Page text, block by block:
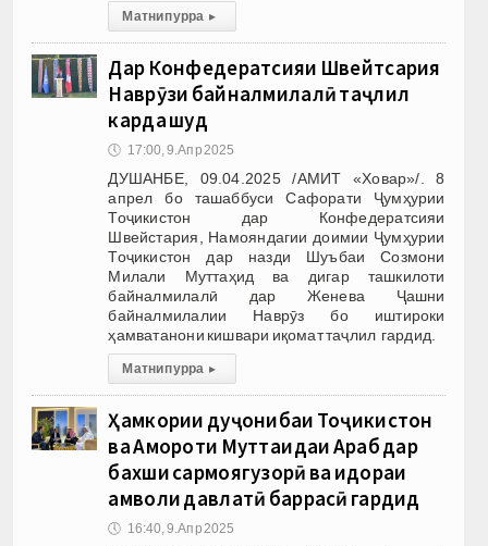
Матни пурра ▸
Дар Конфедератсияи Швейтсария
Наврӯзи байналмилалӣ таҷлил
карда шуд
🕔 17:00, 9.Апр 2025
ДУШАНБЕ, 09.04.2025 /АМИТ «Ховар»/. 8
апрел бо ташаббуси Сафорати Ҷумҳурии
Тоҷикистон дар Конфедератсияи
Швейстария, Намояндагии доимии Ҷумҳурии
Тоҷикистон дар назди Шуъбаи Созмони
Милали Муттаҳид ва дигар ташкилоти
байналмилалӣ дар Женева Ҷашни
байналмилалии Наврӯз бо иштироки
ҳамватанони кишвари иқомат таҷлил гардид.
Матни пурра ▸
Ҳамкории дуҷонибаи Тоҷикистон
ва Амороти Муттаҳидаи Араб дар
бахши сармоягузорӣ ва идораи
амволи давлатӣ баррасӣ гардид
🕔 16:40, 9.Апр 2025